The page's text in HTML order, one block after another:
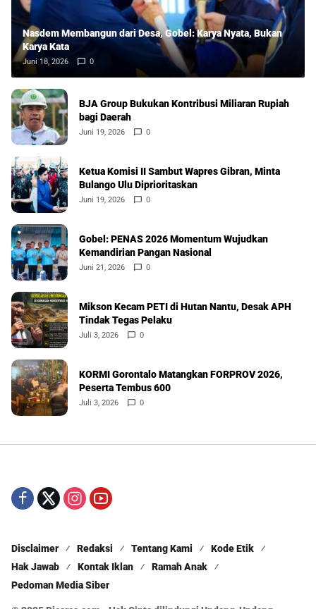
Nasdem Membangun dari Desa, Gobel: Karya Nyata, Bukan
Karya Kata
Juni 18, 2026 0
BJA Group Bukukan Kontribusi Miliaran Rupiah
bagi Daerah
Juni 19, 2026 0
Ketua Komisi II Sambut Wapres Gibran, Minta
Bulango Ulu Diprioritaskan
Juni 19, 2026 0
Gobel: PENAS 2026 Momentum Wujudkan
Kemandirian Pangan Nasional
Juni 21, 2026 0
Mikson Kecam PETI di Hutan Nantu, Desak APH
Tindak Tegas Pelaku
Juli 3, 2026 0
KORMI Gorontalo Matangkan FORPROV 2026,
Peserta Tembus 600
Juli 3, 2026 0
Disclaimer Redaksi Tentang Kami
Kode Etik
Hak Jawab
Kontak Iklan
Ramah Anak
Pedoman Media Siber